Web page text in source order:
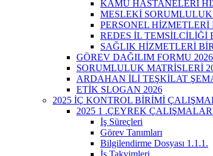
KAMU HASTANELERİ
MESLEKİ
PERSONEL
REDES İL TEMSİLCİLİĞİ
SAĞLIK HİZMETLERİ
GÖREV DAĞILIM FORMU
SORUMLULUK MATRİSLERİ
ARDAHAN İLİ TEŞKİLAT
ETİK SLOGAN 2026
2025 İÇ KONTROL BİRİMİ
2025 1 .ÇEYREK
İş Süreçleri
Görev Tanımları
Bilgilendirme Dosyası 1.1.1.
İş Takvimleri